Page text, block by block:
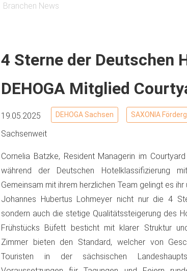
Branchen News
4 Sterne der Deutschen
DEHOGA Mitglied
19.05.2025 DEHOGA Sachsen SAXONIA
Sachsenweit
Cornelia Batzke, Resident Managerin im
während der Deutschen Hotelklassifizierung
Gemeinsam mit ihrem herzlichen Team gelingt es
Johannes Hubertus Lohmeyer nicht nur die 4
sondern auch die stetige Qualitätssteigerung des
Frühstücks Büfett besticht mit klarer Struktur
Zimmer bieten den Standard, welcher von
Touristen in der sächsischen